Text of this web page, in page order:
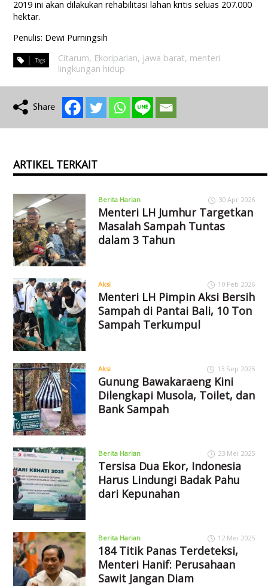
2019 ini akan dilakukan rehabilitasi lahan kritis seluas 207.000
hektar.
Penulis: Dewi Purningsih
Citarum, Ekoriparian, jawa barat, menteri
lingkungan hidup
ARTIKEL TERKAIT
Berita Harian 30 Apr 2026
Menteri LH Jumhur Targetkan
Masalah Sampah Tuntas
dalam 3 Tahun
Aksi 10 Feb 2026
Menteri LH Pimpin Aksi Bersih
Sampah di Pantai Bali, 10 Ton
Sampah Terkumpul
Aksi 13 Sep 2025
Gunung Bawakaraeng Kini
Dilengkapi Musola, Toilet, dan
Bank Sampah
Berita Harian 23 Mei 2025
Tersisa Dua Ekor, Indonesia
Harus Lindungi Badak Pahu
dari Kepunahan
Berita Harian 12 Mei 2025
184 Titik Panas Terdeteksi,
Menteri Hanif: Perusahaan
Sawit Jangan Diam